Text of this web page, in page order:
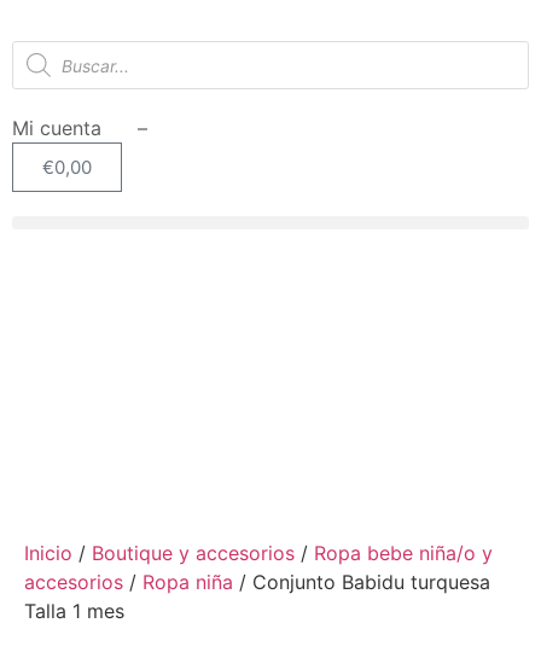
Mi cuenta –
€0,00
Inicio / Boutique y accesorios / Ropa bebe niña/o y
accesorios / Ropa niña / Conjunto Babidu turquesa
Talla 1 mes